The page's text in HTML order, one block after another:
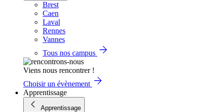
Brest
Caen
Laval
Rennes
Vannes
Tous nos campus
Viens nous rencontrer !
Choisir un évènement
Apprentissage
Apprentissage